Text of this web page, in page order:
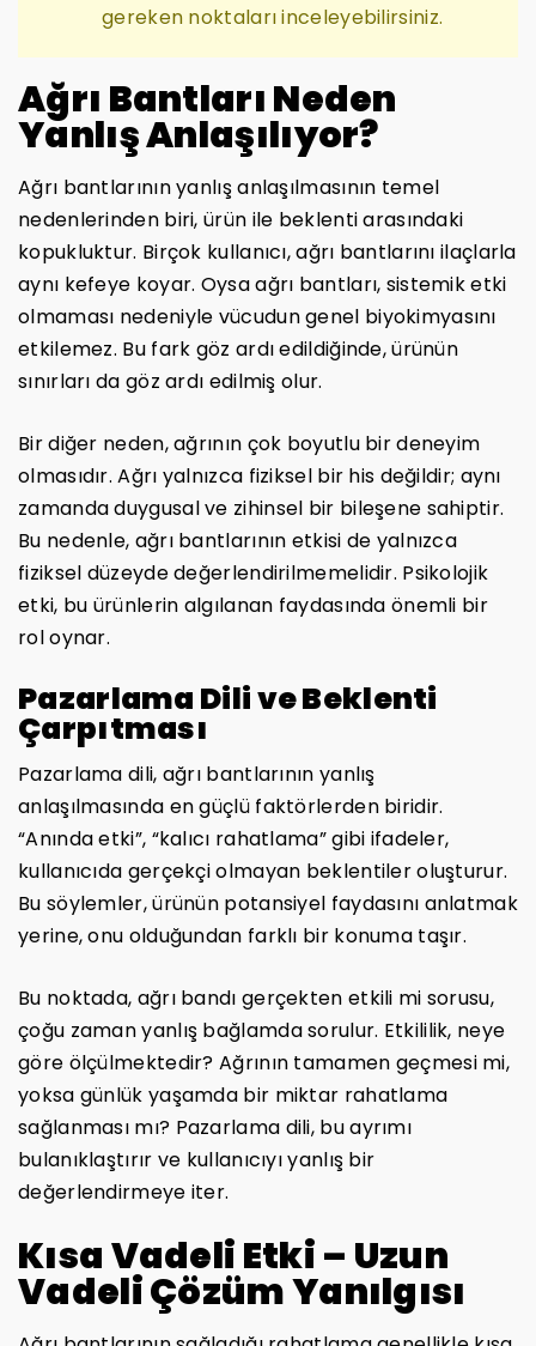
gereken noktaları inceleyebilirsiniz.
Ağrı Bantları Neden
Yanlış Anlaşılıyor?
Ağrı bantlarının yanlış anlaşılmasının temel
nedenlerinden biri, ürün ile beklenti arasındaki
kopukluktur. Birçok kullanıcı, ağrı bantlarını ilaçlarla
aynı kefeye koyar. Oysa ağrı bantları, sistemik etki
olmaması nedeniyle vücudun genel biyokimyasını
etkilemez. Bu fark göz ardı edildiğinde, ürünün
sınırları da göz ardı edilmiş olur.
Bir diğer neden, ağrının çok boyutlu bir deneyim
olmasıdır. Ağrı yalnızca fiziksel bir his değildir; aynı
zamanda duygusal ve zihinsel bir bileşene sahiptir.
Bu nedenle, ağrı bantlarının etkisi de yalnızca
fiziksel düzeyde değerlendirilmemelidir. Psikolojik
etki, bu ürünlerin algılanan faydasında önemli bir
rol oynar.
Pazarlama Dili ve Beklenti
Çarpıtması
Pazarlama dili, ağrı bantlarının yanlış
anlaşılmasında en güçlü faktörlerden biridir.
“Anında etki”, “kalıcı rahatlama” gibi ifadeler,
kullanıcıda gerçekçi olmayan beklentiler oluşturur.
Bu söylemler, ürünün potansiyel faydasını anlatmak
yerine, onu olduğundan farklı bir konuma taşır.
Bu noktada, ağrı bandı gerçekten etkili mi sorusu,
çoğu zaman yanlış bağlamda sorulur. Etkililik, neye
göre ölçülmektedir? Ağrının tamamen geçmesi mi,
yoksa günlük yaşamda bir miktar rahatlama
sağlanması mı? Pazarlama dili, bu ayrımı
bulanıklaştırır ve kullanıcıyı yanlış bir
değerlendirmeye iter.
Kısa Vadeli Etki – Uzun
Vadeli Çözüm Yanılgısı